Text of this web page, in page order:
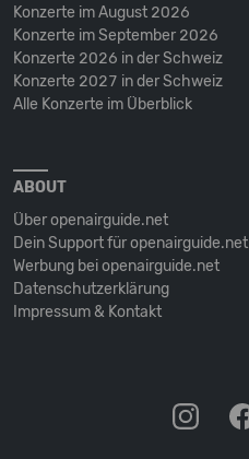
Konzerte im August 2026
Konzerte im September 2026
Konzerte 2026 in der Schweiz
Konzerte 2027 in der Schweiz
Alle Konzerte im Überblick
ABOUT
Über openairguide.net
Dein Support für openairguide.net
Werbung bei openairguide.net
Datenschutz­erklärung
Impressum & Kontakt